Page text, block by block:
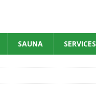
SAUNA SERVICES